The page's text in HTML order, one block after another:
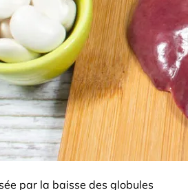
par la baisse des globules